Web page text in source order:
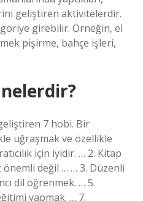
geliştiren aktivitelerdir.
girebilir. Örneğin, el
pişirme, bahçe işleri,
7 hobi. Bir
uğraşmak ve özellikle
için iyidir. … 2. Kitap
değil … … 3. Düzenli
dil öğrenmek. … 5.
yapmak. … 7.